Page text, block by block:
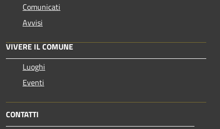
Comunicati
Avvisi
VIVERE IL COMUNE
Luoghi
Eventi
CONTATTI